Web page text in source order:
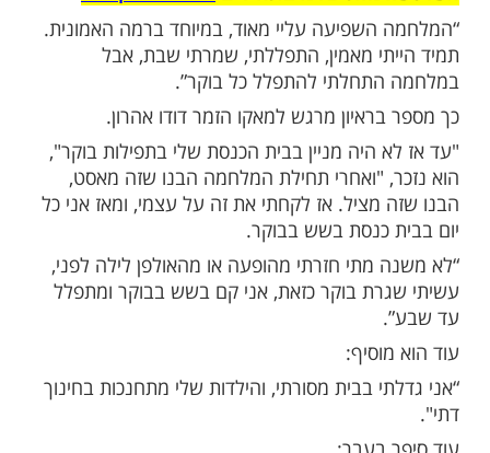
משתף: "אני כל יום בבית כנסת בשש בבוקר"
עוד תוכן חדש ומפתיע! התחברו לכל
שלנו בתהיליםבלחיצה כאן >>>​
עליי מאוד, במיוחד ברמה האמונית.
מאמין, התפללתי, שמרתי שבת, אבל
להתפלל כל בוקר”.
מרגש למאקו הזמר דודו אהרון.
היה מניין בבית הכנסת שלי בתפילות בוקר",
"ואחרי תחילת המלחמה הבנו שזה מאסט,